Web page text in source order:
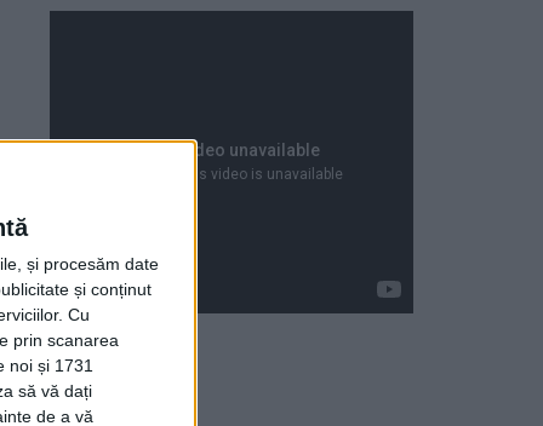
și procesăm date
și conținut
Cu
prin scanarea
noi și 1731
să vă dați
de a vă
Articole recente